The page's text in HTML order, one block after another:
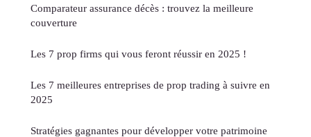
Comparateur assurance décès : trouvez la meilleure
couverture
Les 7 prop firms qui vous feront réussir en 2025 !
Les 7 meilleures entreprises de prop trading à suivre en
2025
Stratégies gagnantes pour développer votre patrimoine